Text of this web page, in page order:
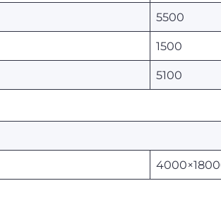
5500
1500
5100